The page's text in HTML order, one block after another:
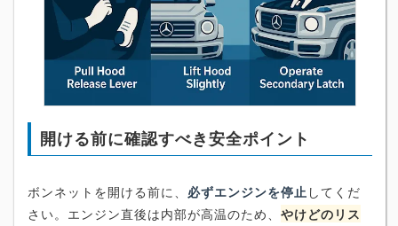
開ける前に確認すべき安全ポイント
ボンネットを開ける前に、 必ずエンジンを停止 してくだ
さい。エンジン直後は内部が高温のため、 やけどのリス